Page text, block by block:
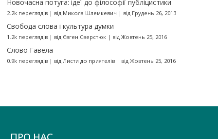
Новочасна потуга: ідеї до філософії публіцистики
2.2k переглядів| від Микола Шлемкевич | від Грудень 26, 2013
Свобода слова і культура думки
1.2k переглядів| від Євген Сверстюк| від Жовтень 25, 2016
Слово Гавела
0.9k переглядів| від Листи до приятелів| від Жовтень 25, 2016